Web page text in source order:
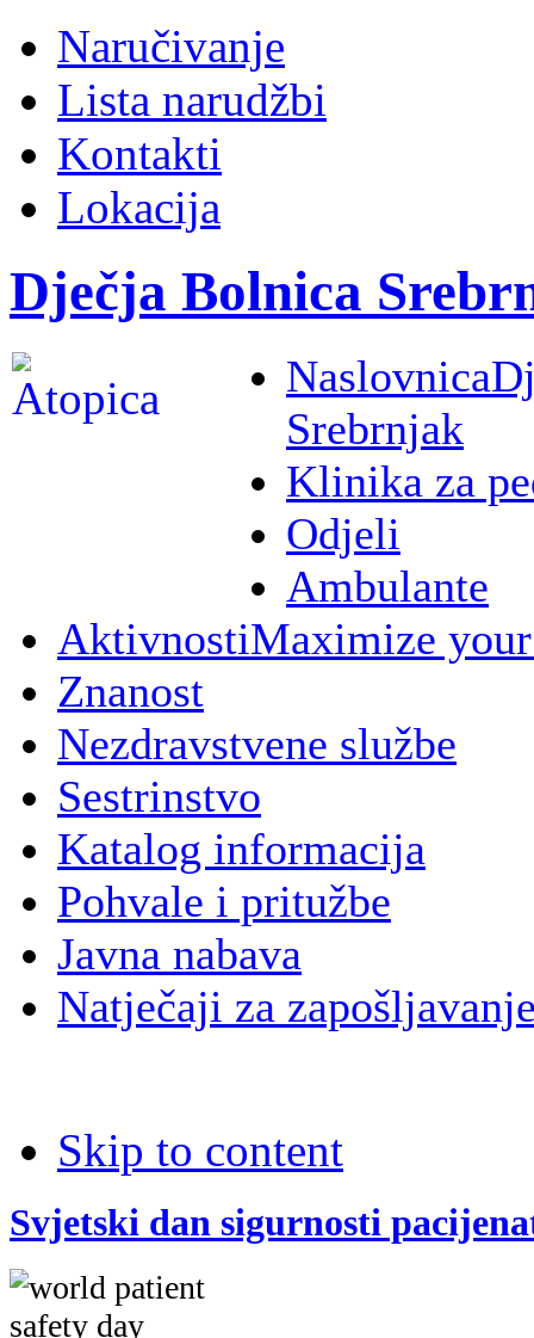
Naručivanje
Lista narudžbi
Kontakti
Lokacija
Dječja Bolnica
Naslovnica
Srebrnjak
Klinika za
Odjeli
Ambulante
AktivnostiMaximize
Znanost
Nezdravstvene službe
Sestrinstvo
Katalog informacija
Pohvale i pritužbe
Javna nabava
Natječaji za
Skip to content
Svjetski dan sigurnosti